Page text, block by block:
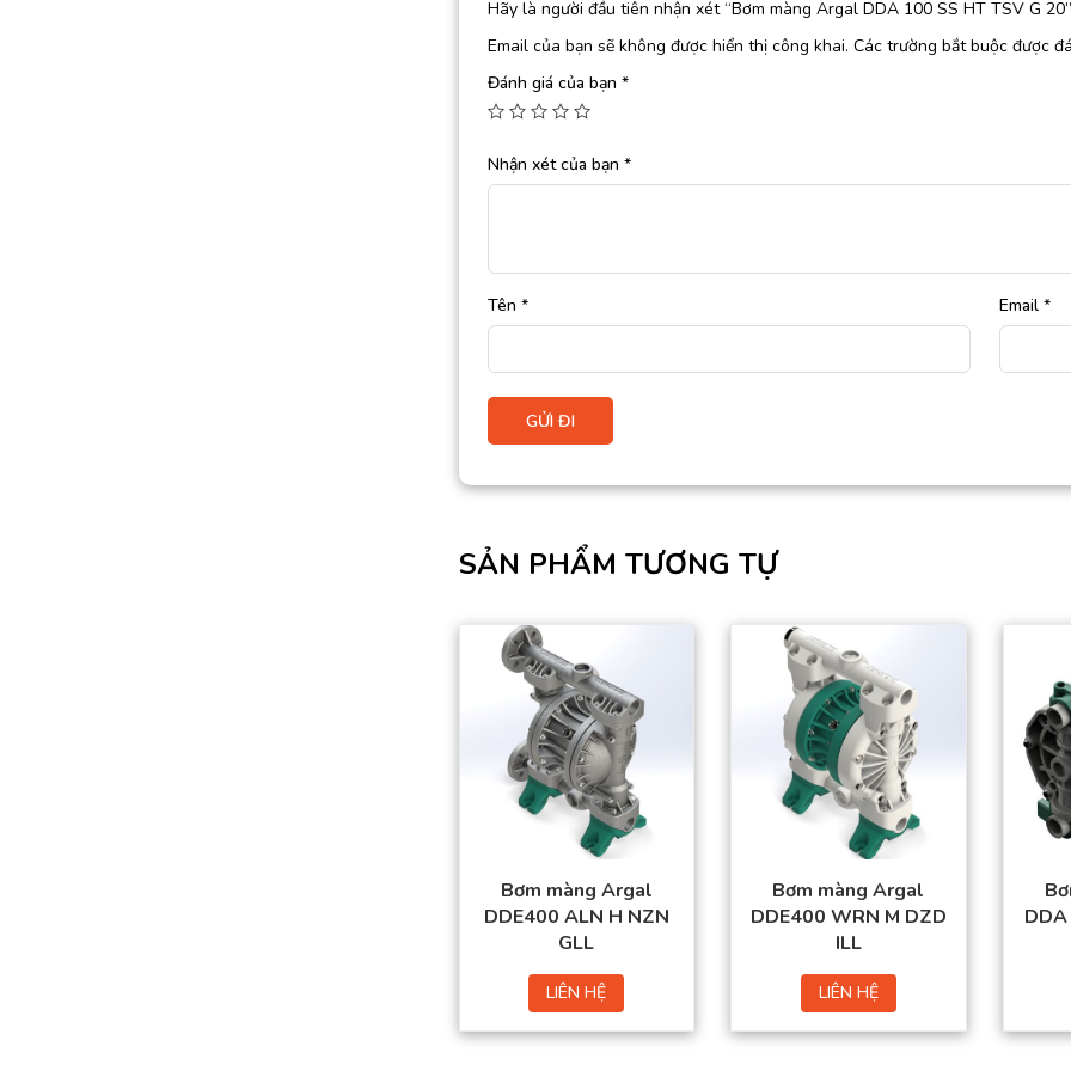
Hãy là người đầu tiên nhận xét “Bơm màng Argal DDA 100 SS HT TSV G 20”
Email của bạn sẽ không được hiển thị công khai. Các trường bắt buộc được
Đánh giá của bạn *
Nhận xét của bạn *
Tên * Email *
SẢN PHẨM TƯƠNG TỰ
Bơm màng Argal
DDE400 ALN H NZN
GLL
LIÊN HỆ
Bơm màng Argal
DDE400 WRN M DZD
ILL
LIÊN HỆ